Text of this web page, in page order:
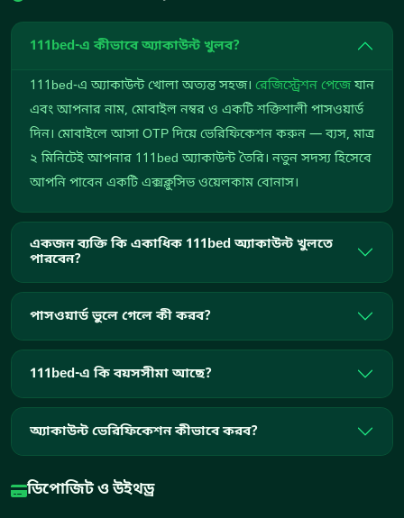
111bed-এ কীভাবে অ্যাকাউন্ট খুলব?
111bed-এ অ্যাকাউন্ট খোলা অত্যন্ত সহজ। রেজিস্ট্রেশন পেজেযান
এবং আপনার নাম, মোবাইল নম্বর ও একটি শক্তিশালী পাসওয়ার্ড
দিন। মোবাইলে আসা OTP দিয়ে ভেরিফিকেশন করুন — ব্যস, মাত্র
২ মিনিটেই আপনার 111bed অ্যাকাউন্ট তৈরি। নতুন সদস্য হিসেবে
আপনি পাবেন একটি এক্সক্লুসিভ ওয়েলকাম বোনাস।
একজন ব্যক্তি কি একাধিক 111bed অ্যাকাউন্ট খুলতে
পারবেন?
পাসওয়ার্ড ভুলে গেলে কী করব?
111bed-এ কি বয়সসীমা আছে?
অ্যাকাউন্ট ভেরিফিকেশন কীভাবে করব?
ডিপোজিট ও উইথড্র